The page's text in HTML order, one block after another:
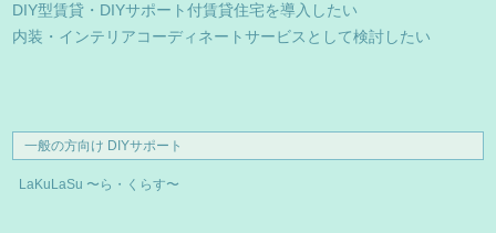
DIY型賃貸・DIYサポート付賃貸住宅を導入したい
内装・インテリアコーディネートサービスとして検討したい
一般の方向け DIYサポート
LaKuLaSu 〜ら・くらす〜